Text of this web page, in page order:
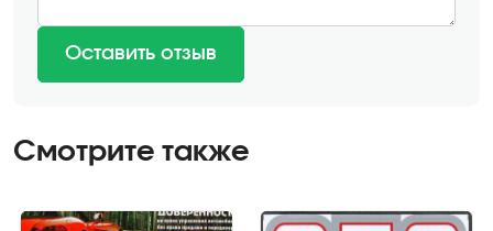
Оставить отзыв
Смотрите также